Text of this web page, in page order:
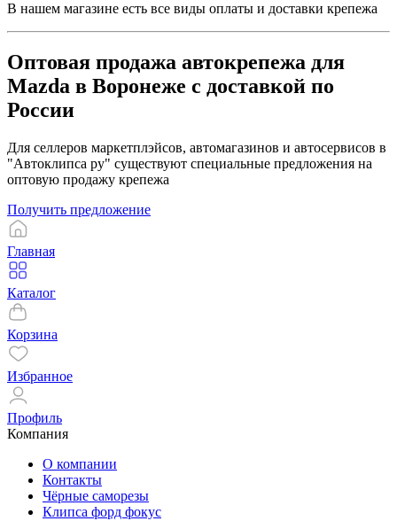
В нашем магазине есть все виды оплаты и доставки крепежа
Оптовая продажа автокрепежа для
Mazda в Воронеже с доставкой по
России
Для селлеров маркетплэйсов, автомагазинов и автосервисов в
"Автоклипса ру" существуют специальные предложения на
оптовую продажу крепежа
Получить предложение
Главная
Каталог
Корзина
Избранное
Профиль
Компания
О компании
Контакты
Чёрные саморезы
Клипса форд фокус